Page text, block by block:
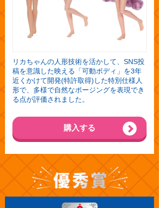
リカちゃんの人形技術を活かして、SNS投
稿を意識した映える「可動ボディ」を3年
近くかけて開発(特許取得)した特別仕様人
形で、多様で自然なポージングを表現でき
る点が評価されました。
購入する